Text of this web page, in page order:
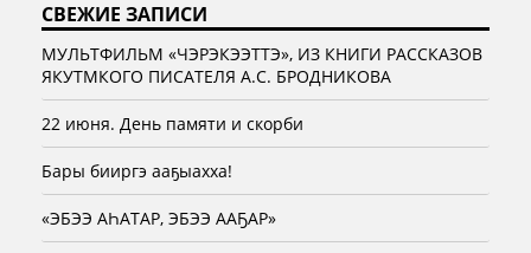
СВЕЖИЕ ЗАПИСИ
МУЛЬТФИЛЬМ «ЧЭРЭКЭЭТТЭ», ИЗ КНИГИ РАССКАЗОВ
ЯКУТМКОГО ПИСАТЕЛЯ А.С. БРОДНИКОВА
22 июня. День памяти и скорби
Бары бииргэ ааҕыахха!
«ЭБЭЭ АҺАТАР, ЭБЭЭ ААҔАР»